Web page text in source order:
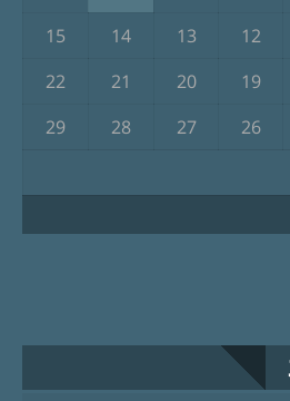
12
13
14
15
19
20
21
22
26
27
28
29